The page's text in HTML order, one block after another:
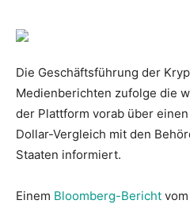
Die Geschäftsführung der
Medienberichten zufolge die
der Plattform vorab über
Dollar-Vergleich mit den
Staaten informiert.
Einem Bloomberg-Bericht